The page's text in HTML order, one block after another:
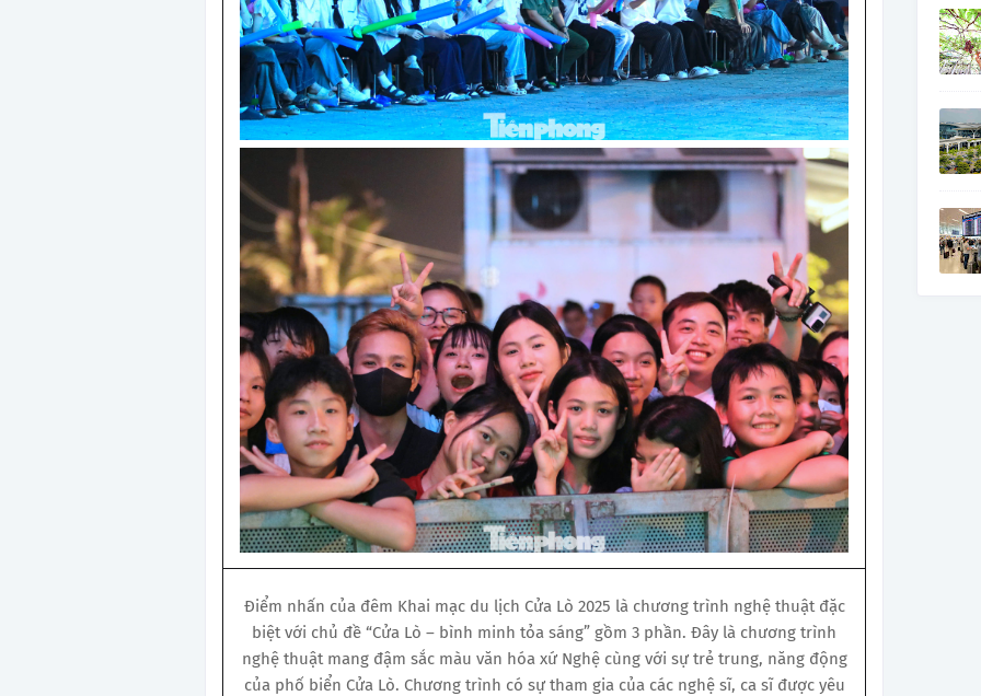
Điểm nhấn của đêm Khai mạc du lịch Cửa Lò 2025 là chương trình nghệ thuật đặc
biệt với chủ đề “Cửa Lò – bình minh tỏa sáng” gồm 3 phần. Đây là chương trình
nghệ thuật mang đậm sắc màu văn hóa xứ Nghệ cùng với sự trẻ trung, năng động
của phố biển Cửa Lò. Chương trình có sự tham gia của các nghệ sĩ, ca sĩ được yêu